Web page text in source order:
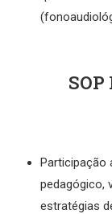
SOP
Participação
pedagógico,
estratégias